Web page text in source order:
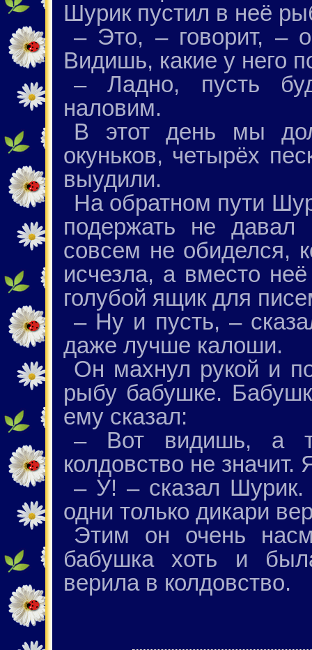
Шурик пустил в неё
– Это, – говорит, –
Видишь, какие у него
– Ладно, пусть
наловим.
В этот день мы
окуньков, четырёх
выудили.
На обратном пути
подержать не
совсем не обиделся,
исчезла, а вместо
голубой ящик для
– Ну и пусть, –
даже лучше калоши.
Он махнул рукой и
рыбу бабушке.
ему сказал:
– Вот видишь, а
колдовство не
– У! – сказал
одни только дикари
Этим он очень
бабушка хоть и
верила в колдовство.